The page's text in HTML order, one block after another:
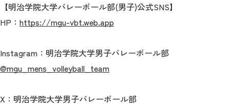
【明治学院大学バレーボール部(男子)公式SNS】
HP： https://mgu-vbt.web.app
Instagram：明治学院大学男子バレーボール部
@mgu_mens_volleyball_team
X：明治学院大学男子バレーボール部